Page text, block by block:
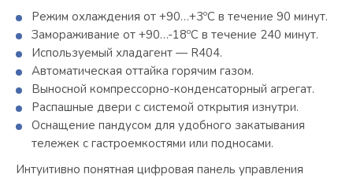
Режим охлаждения от +90…+3ºС в течение 90 минут.
Замораживание от +90…-18ºС в течение 240 минут.
Используемый хладагент — R404.
Автоматическая оттайка горячим газом.
Выносной компрессорно-конденсаторный агрегат.
Распашные двери с системой открытия изнутри.
Оснащение пандусом для удобного закатывания
тележек с гастроемкостями или подносами.
Интуитивно понятная цифровая панель управления